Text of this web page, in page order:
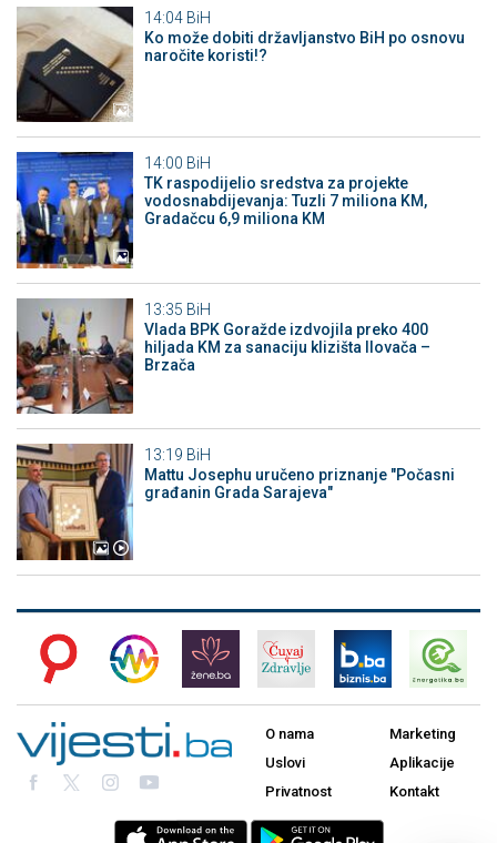
14:04 BiH
Ko može dobiti državljanstvo BiH po osnovu
naročite koristi!?
14:00 BiH
TK raspodijelio sredstva za projekte
vodosnabdijevanja: Tuzli 7 miliona KM,
Gradačcu 6,9 miliona KM
13:35 BiH
Vlada BPK Goražde izdvojila preko 400
hiljada KM za sanaciju klizišta Ilovača –
Brzača
13:19 BiH
Mattu Josephu uručeno priznanje "Počasni
građanin Grada Sarajeva"
O nama
Uslovi
Privatnost
Marketing
Aplikacije
Kontakt